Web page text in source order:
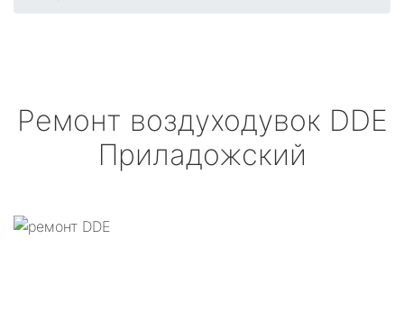
Ремонт воздуходувок DDE
Приладожский